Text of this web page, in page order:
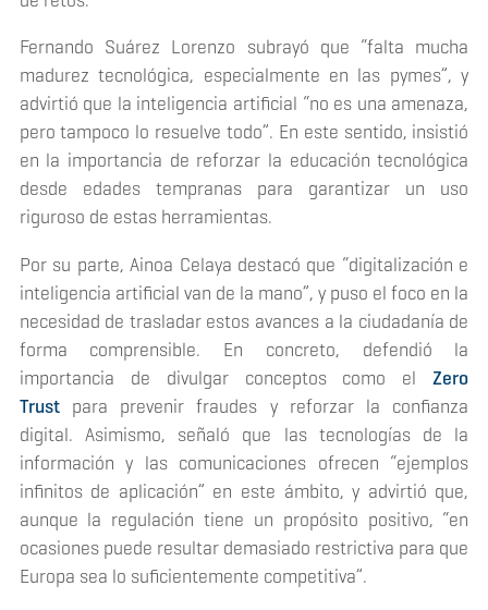
Fernando Suárez Lorenzo subrayó que “falta mucha
madurez tecnológica, especialmente en las pymes”, y
advirtió que la inteligencia artificial “no es una amenaza,
pero tampoco lo resuelve todo”. En este sentido, insistió
en la importancia de reforzar la educación tecnológica
desde edades tempranas para garantizar un uso
riguroso de estas herramientas.
Por su parte, Ainoa Celaya destacó que “digitalización e
inteligencia artificial van de la mano”, y puso el foco en la
necesidad de trasladar estos avances a la ciudadanía de
forma comprensible. En concreto, defendió la
importancia de divulgar conceptos como elZero
Trustpara prevenir fraudes y reforzar la confianza
digital. Asimismo, señaló que las tecnologías de la
información y las comunicaciones ofrecen “ejemplos
infinitos de aplicación” en este ámbito, y advirtió que,
aunque la regulación tiene un propósito positivo, “en
ocasiones puede resultar demasiado restrictiva para que
Europa sea lo suficientemente competitiva”.